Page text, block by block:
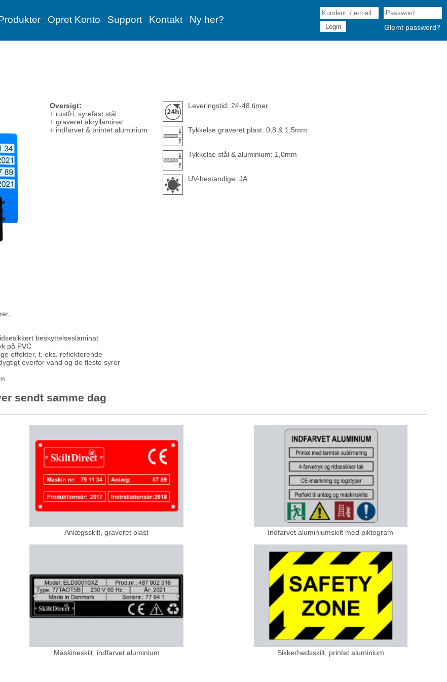
Opret Konto Support Kontakt Ny her?
Glemt password?
Oversigt:
+ rustfri, syrefast stål
+ graveret akryllaminat
+ indfarvet & printet aluminium
Leveringstid: 24-48 timer
Tykkelse graveret plast: 0,8 & 1,5mm
Tykkelse stål & aluminium: 1,0mm
UV-bestandige: JA
beskyttelseslaminat
på PVC
effekter, f. eks. reflekterende
overfor vand og de fleste syrer
sendt samme dag
Anlægsskilt, graveret plast Indfarvet aluminiumskilt med piktogram
Maskineskilt, indfarvet aluminium Sikkerhedsskilt, printet aluminium